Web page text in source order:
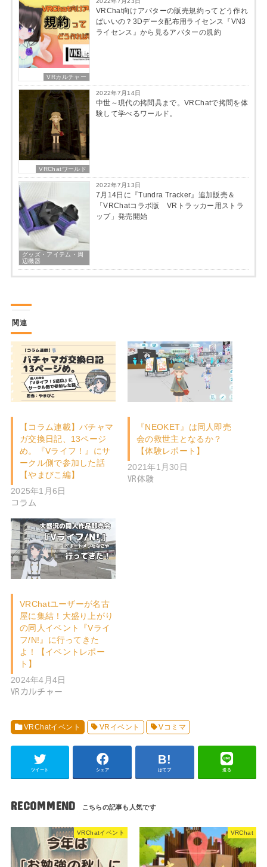
VRカルチャー
VRChat向けアバターの販売規約ってどう作れ
ばいいの？3Dデータ配布用ライセンス『VN3
ライセンス』から見るアバターの規約
VRChatワールド
2022年7月14日
中世～現代の拷問具まで。VRChatで拷問を体
験して学べるワールド。
グッズ・アイテム・周
辺機器
2022年7月13日
7月14日に『Tundra Tracker』追加販売＆
「VRChatコラボ版 VRトラッカー用ストラ
ップ」発売開始
関連
【コラム連載】バチャマ
ガ交換日記、13ページ
め。『Vライフ！』にサ
ークル側で参加した話
【やまびこ編】
2025年1月6日
コラム
『NEOKET』は同人即売
会の救世主となるか？
【体験レポート】
2021年1月30日
VR体験
VRChatユーザーが名古
屋に集結！大盛り上がり
の同人イベント『Vライ
フ/N!』に行ってきた
よ！【イベントレポー
ト】
2024年4月4日
VRカルチャー
VRChatイベント VRイベント Vコミマ
ツイート シェア はてブ 送る
RECOMMEND
VRChatイベント VRChat